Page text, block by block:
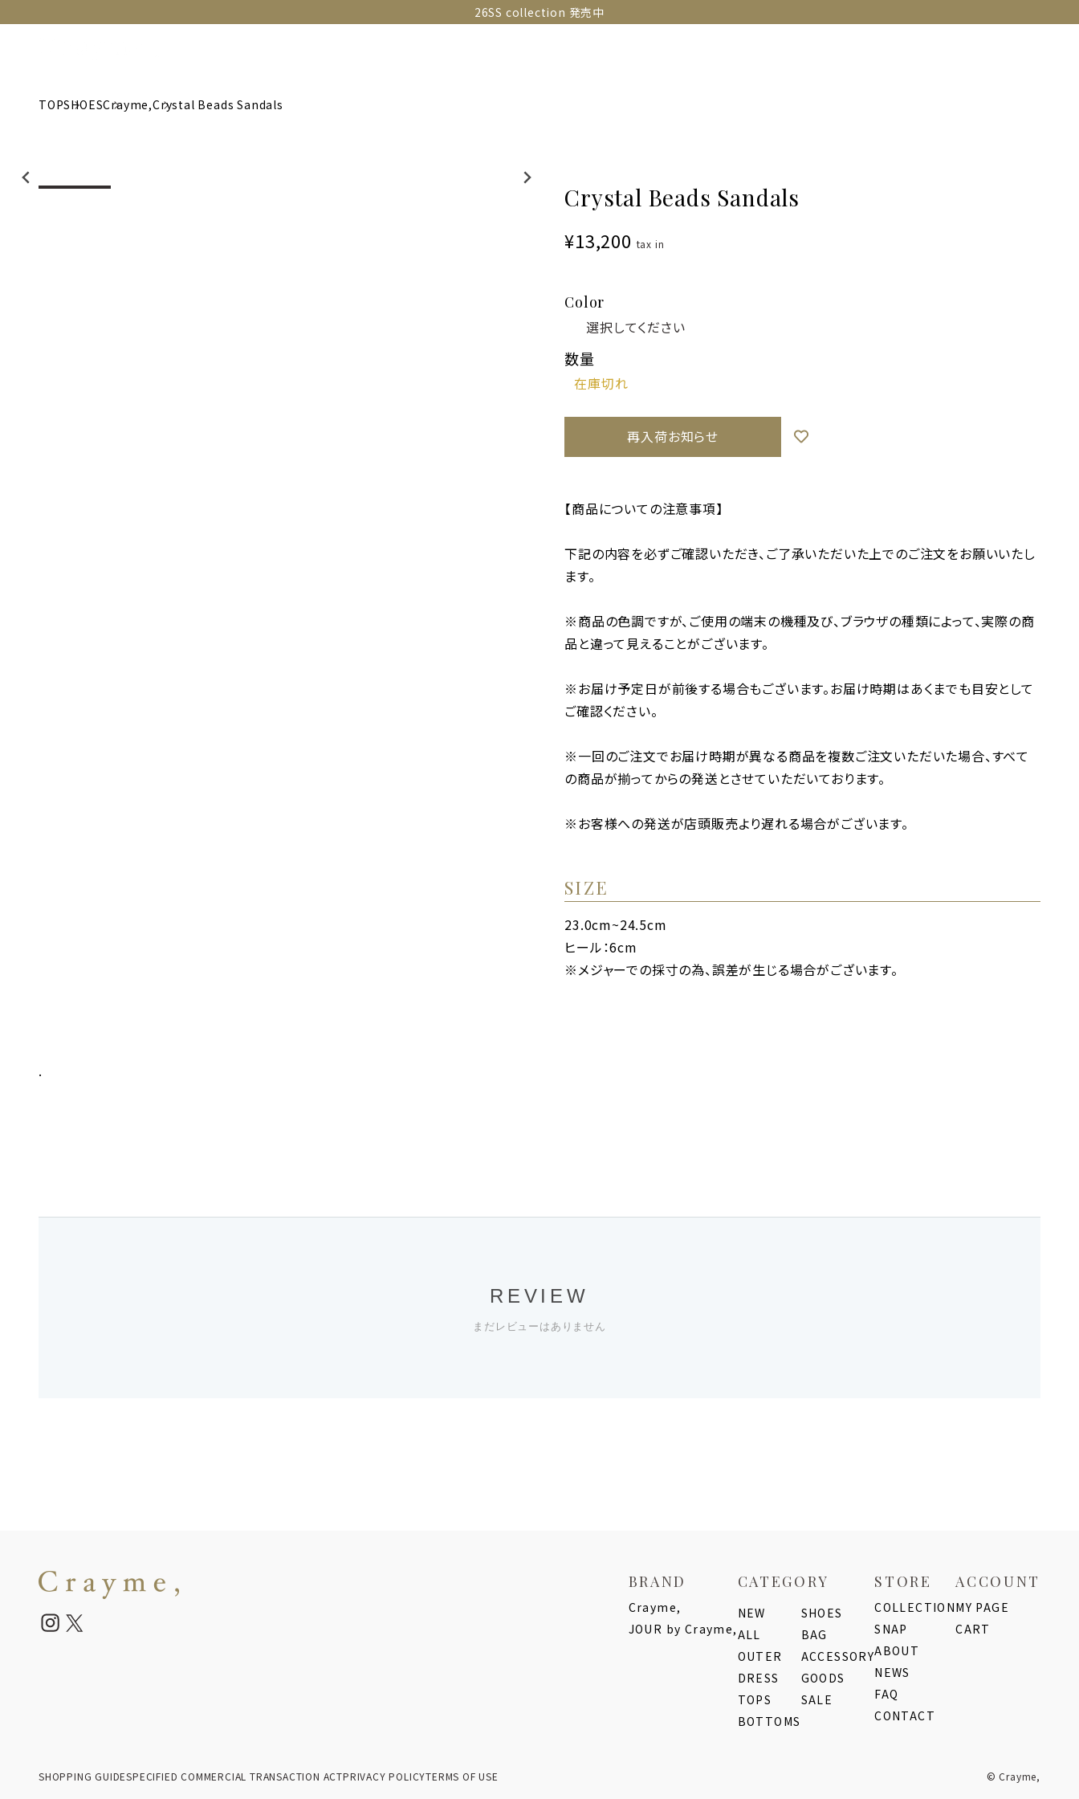
26SS collection 発売中
TOPSHOESCrayme,Crystal Beads Sandals
Crystal Beads Sandals
¥13,200 tax in
Color
数量
再入荷お知らせ
【商品についての注意事項】
下記の内容を必ずご確認いただき、ご了承いただいた上でのご注文をお願いいたし
ます。
※商品の色調ですが、ご使用の端末の機種及び、ブラウザの種類によって、実際の商
品と違って見えることがございます。
※お届け予定日が前後する場合もございます。お届け時期はあくまでも目安として
ご確認ください。
※一回のご注文でお届け時期が異なる商品を複数ご注文いただいた場合、すべて
の商品が揃ってからの発送とさせていただいております。
※お客様への発送が店頭販売より遅れる場合がございます。
SIZE
23.0cm~24.5cm
ヒール：6cm
※メジャーでの採寸の為、誤差が生じる場合がございます。
.
REVIEW
まだレビューはありません
BRAND
Crayme,
JOUR by Crayme,
CATEGORY
NEW
ALL
OUTER
DRESS
TOPS
BOTTOMS
SHOES
BAG
ACCESSORY
GOODS
SALE
STORE
COLLECTION
SNAP
ABOUT
NEWS
FAQ
CONTACT
ACCOUNT
MY PAGE
CART
SHOPPING GUIDESPECIFIED COMMERCIAL TRANSACTION ACTPRIVACY POLICYTERMS OF USE © Crayme,